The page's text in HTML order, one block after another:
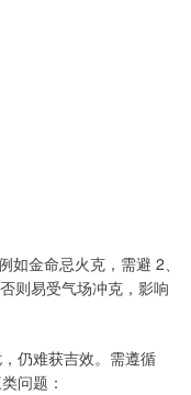
如金命忌火克，需避 2、
则易受气场冲克，影响
仍难获吉效。需遵循
问题：